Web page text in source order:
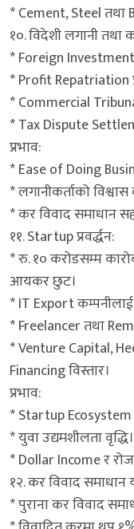
* Cement, Steel तथा
१०. विदेशी लगानी तथा
* Foreign
* Profit Repatriation
* Commercial
* Tax Dispute
प्रभाव:
* Ease of Doing
* लगानीकर्ताको
* कर विवाद समाधान
११. Startup प्रवर्द्धन:
* रु. १० करोडसम्म
आयकर छुट।
* IT Export
* Freelancer तथा
* Venture Capital,
Financing विस्तार।
प्रभाव:
* Startup Ecosystem
* युवा उद्यमशीलता वृद्धि।
* Dollar Income र
१२. कर विवाद समाधान
* पुराना कर विवाद